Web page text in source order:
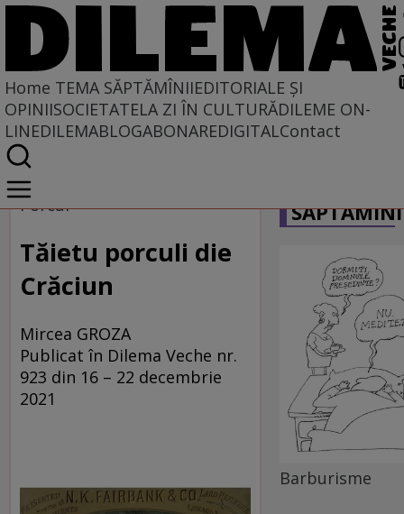
Home TEMA SĂPTĂMÎNIIEDITORIALE ȘI
OPINIISOCIETATELA ZI ÎN CULTURĂDILEME ON-
LINEDILEMABLOGABONAREDIGITALContact
Home
Tema săptămînii
Porcul
Tăietu porculi die
Crăciun
Mircea GROZA
Publicat în Dilema Veche nr.
923 din 16 – 22 decembrie
2021
Barburisme